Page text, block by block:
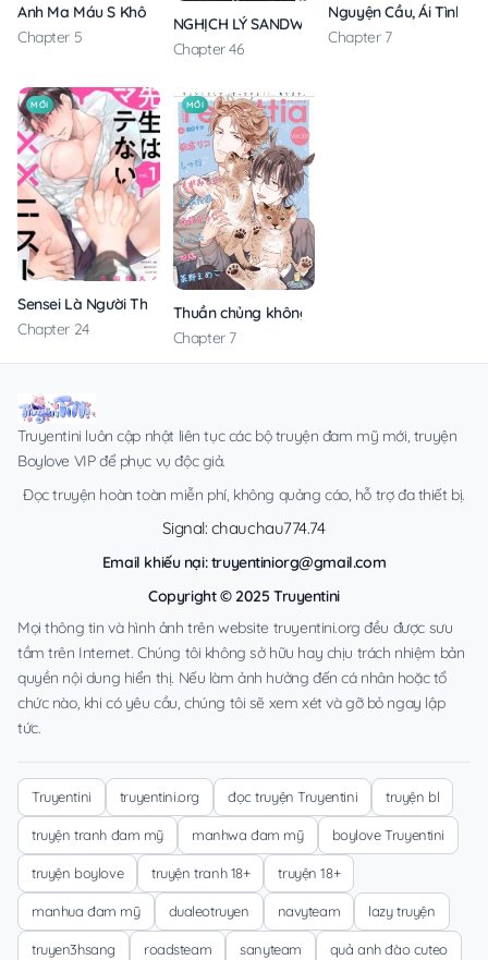
Anh Ma Máu S Không Cho Tôi Ngủ Yên
Chapter 5
NGHỊCH LÝ SANDWICH
Chapter 46
Nguyện Cầu, Ái Tình,
Chapter 7
MỚI
Sensei Là Người Thích Chơi Mông
Chapter 24
MỚI
Thuần chủng không rung động
Chapter 7
Truyentini luôn cập nhật liên tục các bộ truyện đam mỹ mới, truyện
Boylove VIP để phục vụ độc giả.
Đọc truyện hoàn toàn miễn phí, không quảng cáo, hỗ trợ đa thiết bị.
Signal: chauchau774.74
Email khiếu nại:truyentiniorg@gmail.com
Copyright © 2025 Truyentini
Mọi thông tin và hình ảnh trên website truyentini.org đều được sưu
tầm trên Internet. Chúng tôi không sở hữu hay chịu trách nhiệm bản
quyền nội dung hiển thị. Nếu làm ảnh hưởng đến cá nhân hoặc tổ
chức nào, khi có yêu cầu, chúng tôi sẽ xem xét và gỡ bỏ ngay lập
tức.
Truyentini truyentini.org đọc truyện Truyentini truyện bl
truyện tranh đam mỹ manhwa đam mỹ boylove Truyentini
truyện boylove truyện tranh 18+ truyện 18+
manhua đam mỹ dualeotruyen navyteam lazy truyện
truyen3hsang roadsteam sanyteam quả anh đào cuteo